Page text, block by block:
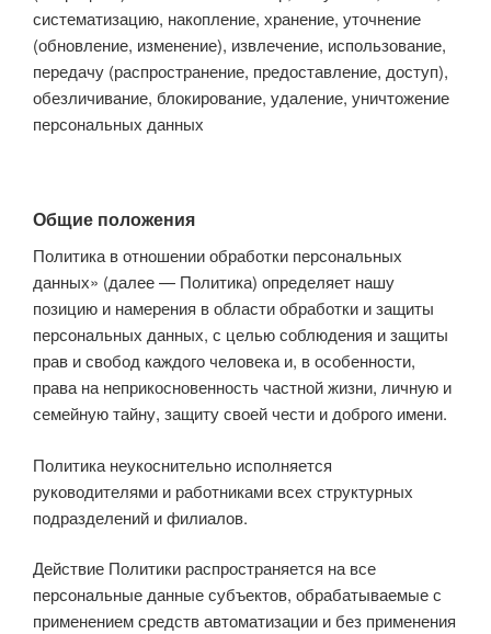
систематизацию, накопление, хранение, уточнение
(обновление, изменение), извлечение, использование,
передачу (распространение, предоставление, доступ),
обезличивание, блокирование, удаление, уничтожение
персональных данных
Общие положения
Политика в отношении обработки персональных
данных» (далее — Политика) определяет нашу
позицию и намерения в области обработки и защиты
персональных данных, с целью соблюдения и защиты
прав и свобод каждого человека и, в особенности,
права на неприкосновенность частной жизни, личную и
семейную тайну, защиту своей чести и доброго имени.
Политика неукоснительно исполняется
руководителями и работниками всех структурных
подразделений и филиалов.
Действие Политики распространяется на все
персональные данные субъектов, обрабатываемые с
применением средств автоматизации и без применения